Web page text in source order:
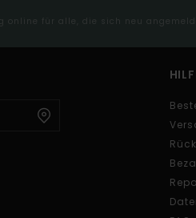
online für alle, die sich neu